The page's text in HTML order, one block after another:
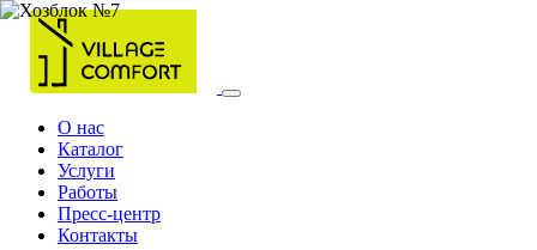
О нас
Каталог
Услуги
Работы
Пресс-центр
Контакты